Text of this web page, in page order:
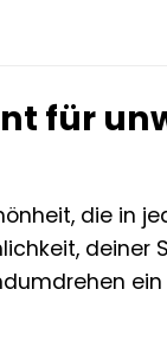
für
die in
deiner